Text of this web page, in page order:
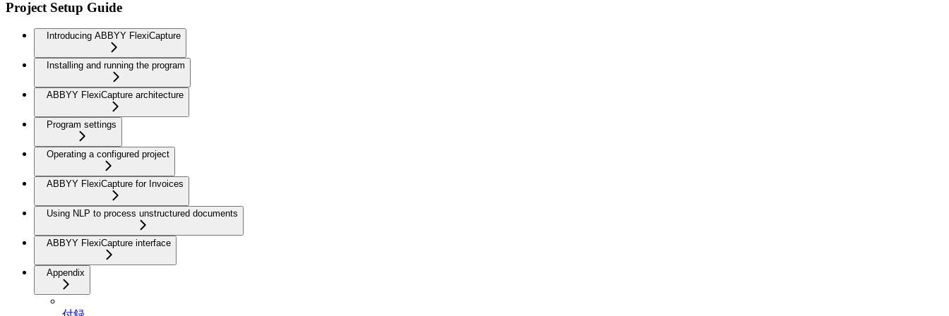
Project Setup Guide
Introducing ABBYY FlexiCapture
Installing and running the program
ABBYY FlexiCapture architecture
Program settings
Operating a configured project
ABBYY FlexiCapture for Invoices
Using NLP to process unstructured documents
ABBYY FlexiCapture interface
Appendix